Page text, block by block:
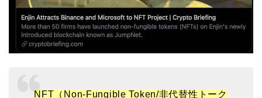
NFT（Non-Fungible Token/非代替性トーク